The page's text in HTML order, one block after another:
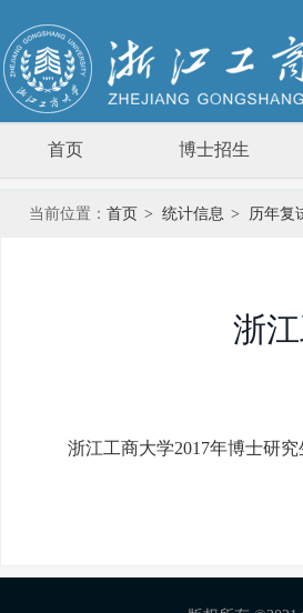
首页 博士招生
当前位置： 首页 > 统计信息 > 历年复
浙
浙江工商大学2017年博士研